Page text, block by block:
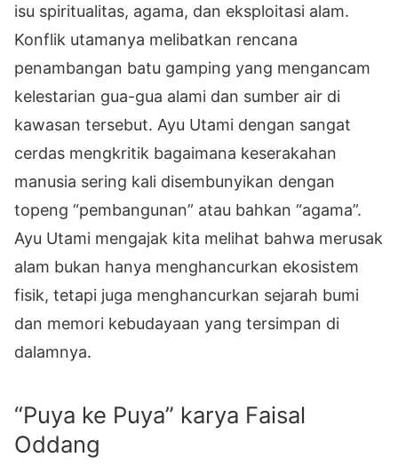
isu spiritualitas, agama, dan eksploitasi alam.
Konflik utamanya melibatkan rencana
penambangan batu gamping yang mengancam
kelestarian gua-gua alami dan sumber air di
kawasan tersebut. Ayu Utami dengan sangat
cerdas mengkritik bagaimana keserakahan
manusia sering kali disembunyikan dengan
topeng “pembangunan” atau bahkan “agama”.
Ayu Utami mengajak kita melihat bahwa merusak
alam bukan hanya menghancurkan ekosistem
fisik, tetapi juga menghancurkan sejarah bumi
dan memori kebudayaan yang tersimpan di
dalamnya.
“Puya ke Puya” karya Faisal
Oddang